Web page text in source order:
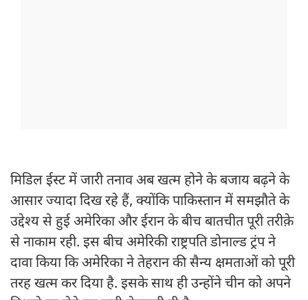
मिडिल ईस्ट में जारी तनाव अब खत्म होने के बजाय बढ़ने के
आसार ज्यादा दिख रहे हैं, क्योंकि पाकिस्तान में समझौते के
उद्देश्य से हुई अमेरिका और ईरान के बीच बातचीत पूरी तरीक़े
से नाकाम रही. इस बीच अमेरिकी राष्ट्रपति डोनाल्ड ट्रंप ने
दावा किया कि अमेरिका ने तेहरान की सैन्य क्षमताओं को पूरी
तरह खत्म कर दिया है. इसके साथ ही उन्होंने चीन को अपने